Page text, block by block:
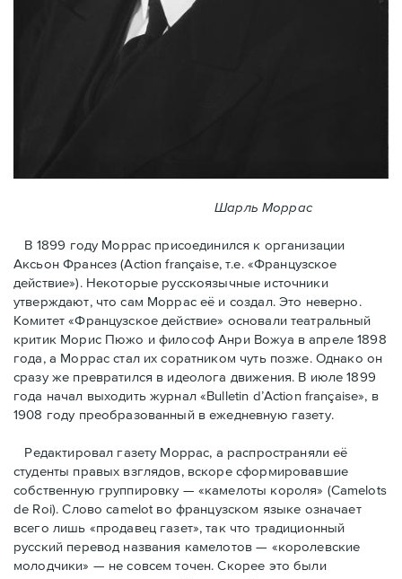
Шарль Моррас
В 1899 году Моррас присоединился к организации
Аксьон Франсез (Action française, т.е. «Французское
действие»). Некоторые русскоязычные источники
утверждают, что сам Моррас её и создал. Это неверно.
Комитет «Французское действие» основали театральный
критик Морис Пюжо и философ Анри Вожуа в апреле 1898
года, а Моррас стал их соратником чуть позже. Однако он
сразу же превратился в идеолога движения. В июле 1899
года начал выходить журнал «Bulletin d’Action française», в
1908 году преобразованный в ежедневную газету.
Редактировал газету Моррас, а распространяли её
студенты правых взглядов, вскоре сформировавшие
собственную группировку — «камелоты короля» (Camelots
de Roi). Слово camelot во французском языке означает
всего лишь «продавец газет», так что традиционный
русский перевод названия камелотов — «королевские
молодчики» — не совсем точен. Скорее это были